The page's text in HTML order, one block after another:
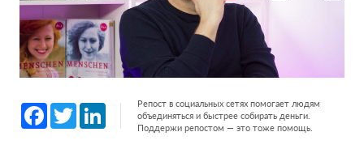
Facebook
Twitter LinkedInРепост в социальных сетях помогает людям
объединяться и быстрее собирать деньги.
Поддержи репостом — это тоже помощь.